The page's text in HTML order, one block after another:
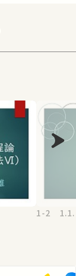
1-2